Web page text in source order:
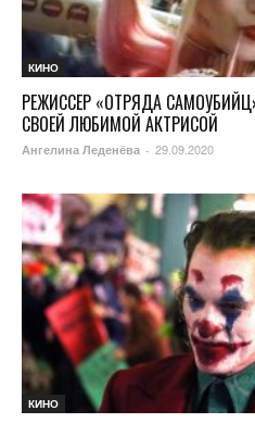
КИНО
РЕЖИССЕР «ОТРЯДА
СВОЕЙ ЛЮБИМОЙ АКТРИСОЙ
Ангелина Леденёва - 29.09.2020
КИНО